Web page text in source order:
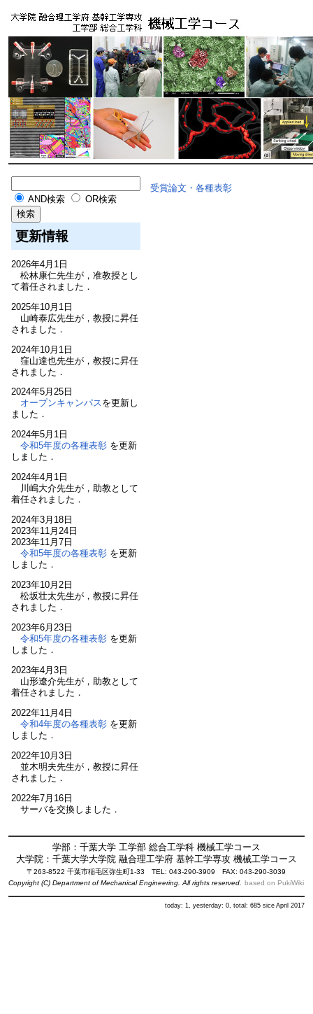
AND検索 OR検索
更新情報
2026年4月1日
松林康仁先生が，准教授とし
て着任されました．
2025年10月1日
山崎泰広先生が，教授に昇任
されました．
2024年10月1日
窪山達也先生が，教授に昇任
されました．
2024年5月25日
オープンキャンパスを更新し
ました．
2024年5月1日
令和5年度の各種表彰を更新
しました．
2024年4月1日
川嶋大介先生が，助教として
着任されました．
2024年3月18日
2023年11月24日
2023年11月7日
令和5年度の各種表彰を更新
しました．
2023年10月2日
松坂壮太先生が，教授に昇任
されました．
2023年6月23日
令和5年度の各種表彰を更新
しました．
2023年4月3日
山形遼介先生が，助教として
着任されました．
2022年11月4日
令和4年度の各種表彰を更新
しました．
2022年10月3日
並木明夫先生が，教授に昇任
されました．
2022年7月16日
サーバを交換しました．
受賞論文・各種表彰
学部：千葉大学 工学部 総合工学科 機械工学コース
大学院：千葉大学大学院 融合理工学府 基幹工学専攻 機械工学コース
〒263-8522 千葉市稲毛区弥生町1-33 TEL: 043-290-3909 FAX: 043-290-3039
Copyright (C) Department of Mechanical Engineering. All rights reserved.
based on PukiWiki
today: 1, yesterday: 0, total: 685 sice April 2017